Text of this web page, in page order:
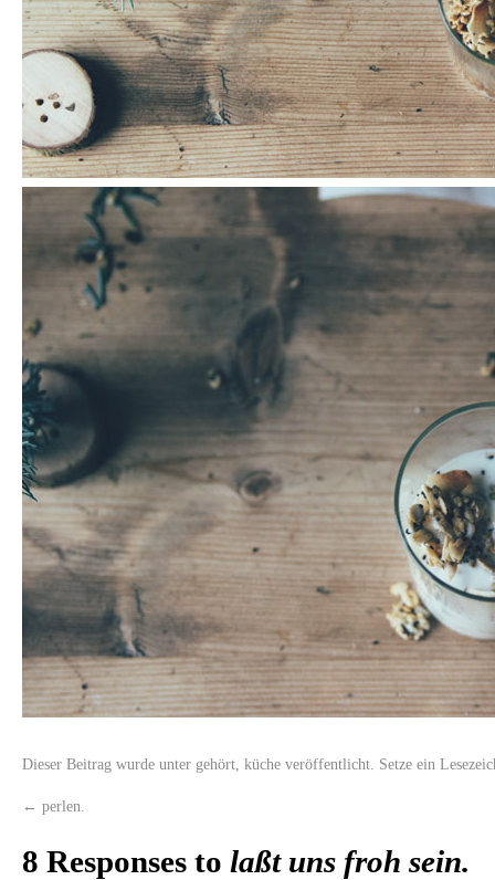
Dieser Beitrag wurde unter gehört küche veröffentlicht. Setze ein
← perlen.
8 Responses to laßt uns froh sein.